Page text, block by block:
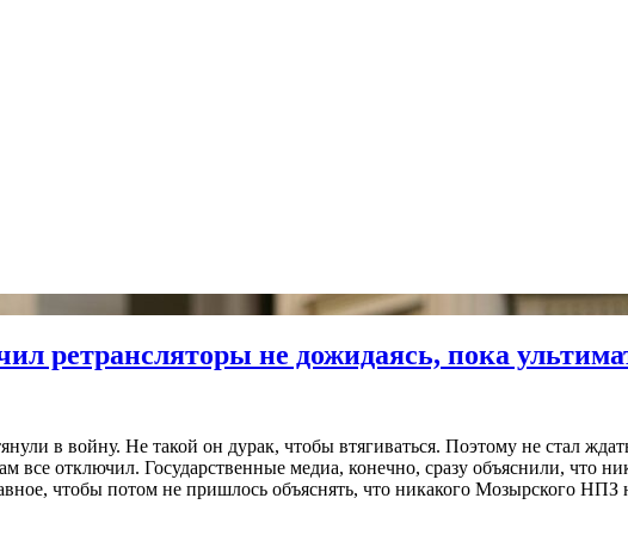
ретрансляторы не дожидаясь, пока
в войну. Не такой он дурак, чтобы втягиваться. Поэтому не стал
все отключил. Государственные медиа, конечно, сразу объяснили, что
чтобы потом не пришлось объяснять, что никакого Мозырского НПЗ